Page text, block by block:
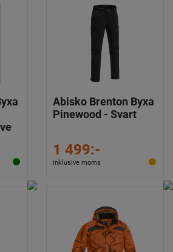
Abisko Brenton Byxa
Pinewood - Svart
1 499:-
inklusive moms